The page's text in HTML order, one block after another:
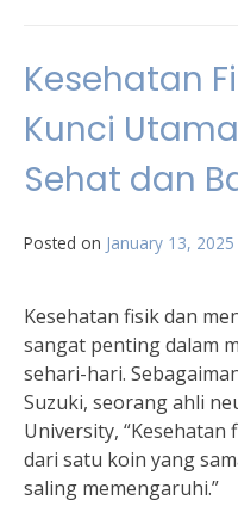
Kesehatan
Kunci
Sehat dan
Posted on January 13, 2025
Kesehatan fisik dan
sangat penting dalam
sehari-hari.
Suzuki, seorang ahli
University, “Kesehatan
dari satu koin yang
saling memengaruhi.”